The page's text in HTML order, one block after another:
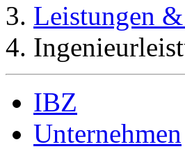
Leistungen
IBZ
Unternehmen